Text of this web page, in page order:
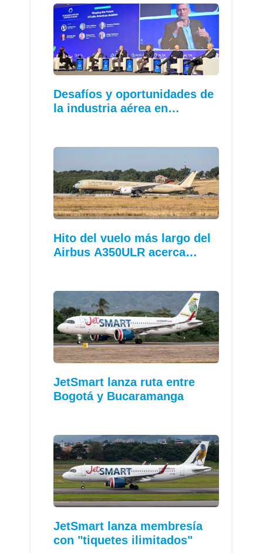
Desafíos y oportunidades de
la industria aérea en…
Hito del vuelo más largo del
Airbus A350ULR acerca…
JetSmart lanza ruta entre
Bogotá y Bucaramanga
JetSmart lanza membresía
con "tiquetes ilimitados"